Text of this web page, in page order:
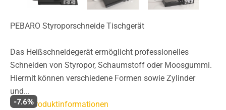
PEBARO Styroporschneide Tischgerät
Das Heißschneidegerät ermöglicht professionelles
Schneiden von Styropor, Schaumstoff oder Moosgummi.
Hiermit können verschiedene Formen sowie Zylinder
und...
Mehr Produktinformationen
-7.6%